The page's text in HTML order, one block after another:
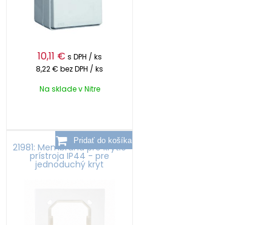
10,11 € s DPH / ks
8,22 € bez DPH / ks
Na sklade v Nitre
21981: Membrána pre krytie
prístroja IP44 - pre
jednoduchý kryt